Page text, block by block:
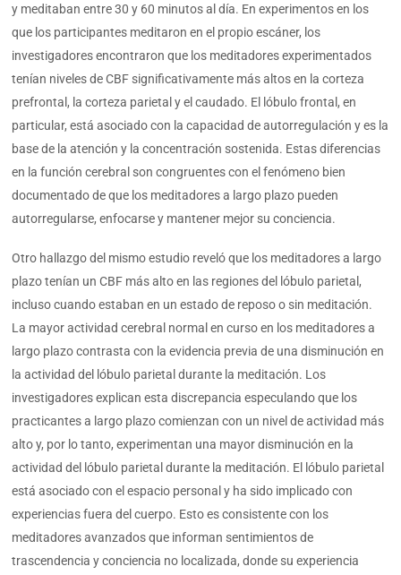
y meditaban entre 30 y 60 minutos al día. En experimentos en los
que los participantes meditaron en el propio escáner, los
investigadores encontraron que los meditadores experimentados
tenían niveles de CBF significativamente más altos en la corteza
prefrontal, la corteza parietal y el caudado. El lóbulo frontal, en
particular, está asociado con la capacidad de autorregulación y es la
base de la atención y la concentración sostenida. Estas diferencias
en la función cerebral son congruentes con el fenómeno bien
documentado de que los meditadores a largo plazo pueden
autorregularse, enfocarse y mantener mejor su conciencia.
Otro hallazgo del mismo estudio reveló que los meditadores a largo
plazo tenían un CBF más alto en las regiones del lóbulo parietal,
incluso cuando estaban en un estado de reposo o sin meditación.
La mayor actividad cerebral normal en curso en los meditadores a
largo plazo contrasta con la evidencia previa de una disminución en
la actividad del lóbulo parietal durante la meditación. Los
investigadores explican esta discrepancia especulando que los
practicantes a largo plazo comienzan con un nivel de actividad más
alto y, por lo tanto, experimentan una mayor disminución en la
actividad del lóbulo parietal durante la meditación. El lóbulo parietal
está asociado con el espacio personal y ha sido implicado con
experiencias fuera del cuerpo. Esto es consistente con los
meditadores avanzados que informan sentimientos de
trascendencia y conciencia no localizada, donde su experiencia